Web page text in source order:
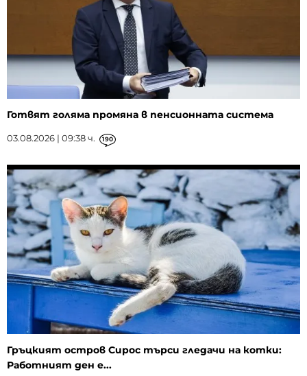
Готвят голяма промяна в пенсионната система
03.08.2026 | 09:38 ч. 190
Гръцкият остров Сирос търси гледачи на котки:
Работният ден е...